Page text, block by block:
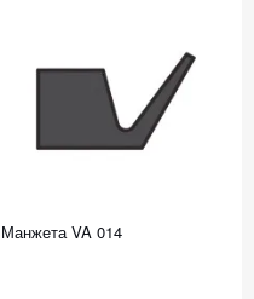
Манжета VA 014